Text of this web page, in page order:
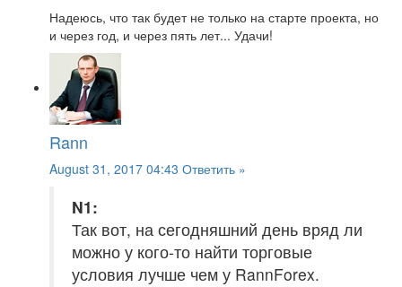
Надеюсь, что так будет не только на старте проекта, но
и через год, и через пять лет... Удачи!
Rann
August 31, 2017 04:43 Ответить »
N1:
Так вот, на сегодняшний день вряд ли
можно у кого-то найти торговые
условия лучше чем у RannForex.